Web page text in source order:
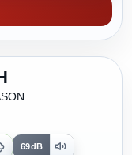
69dB